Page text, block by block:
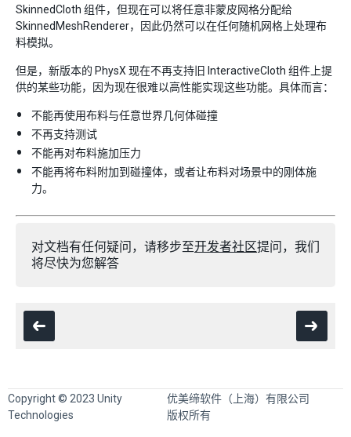
SkinnedCloth 组件，但现在可以将任意非蒙皮网格分配给
SkinnedMeshRenderer，因此仍然可以在任何随机网格上处理布
料模拟。
但是，新版本的 PhysX 现在不再支持旧 InteractiveCloth 组件上提
供的某些功能，因为现在很难以高性能实现这些功能。具体而言：
不能再使用布料与任意世界几何体碰撞
不再支持测试
不能再对布料施加压力
不能再将布料附加到碰撞体，或者让布料对场景中的刚体施
力。
对文档有任何疑问，请移步至开发者社区提问，我们
将尽快为您解答
Copyright © 2023 Unity
Technologies
优美缔软件（上海）有限公司
版权所有